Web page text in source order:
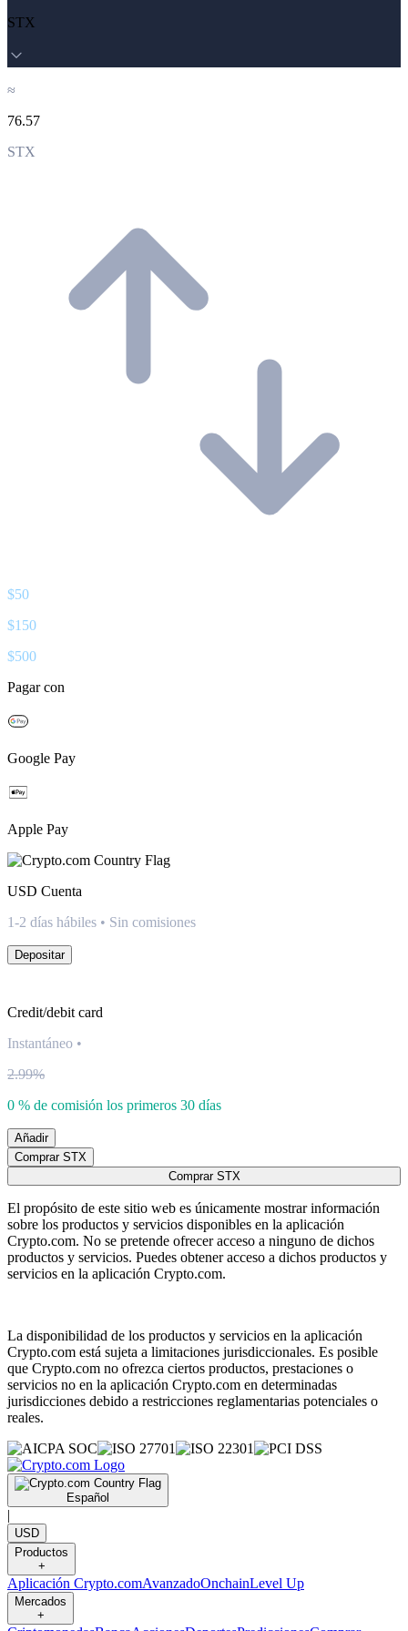
STX
≈
76.57
STX
$50
$150
$500
Pagar con
Google Pay
Apple Pay
USD Cuenta
1-2 días hábiles • Sin comisiones
Depositar
Credit/debit card
Instantáneo •
2.99%
0 % de comisión los primeros 30 días
Añadir
Comprar STX
Comprar STX
El propósito de este sitio web es únicamente mostrar información
sobre los productos y servicios disponibles en la aplicación
Crypto.com. No se pretende ofrecer acceso a ninguno de dichos
productos y servicios. Puedes obtener acceso a dichos productos y
servicios en la aplicación Crypto.com.
La disponibilidad de los productos y servicios en la aplicación
Crypto.com está sujeta a limitaciones jurisdiccionales. Es posible
que Crypto.com no ofrezca ciertos productos, prestaciones o
servicios no en la aplicación Crypto.com en determinadas
jurisdicciones debido a restricciones reglamentarias potenciales o
reales.
Español
|
USD
Productos
+
Aplicación Crypto.comAvanzadoOnchainLevel Up
Mercados
+